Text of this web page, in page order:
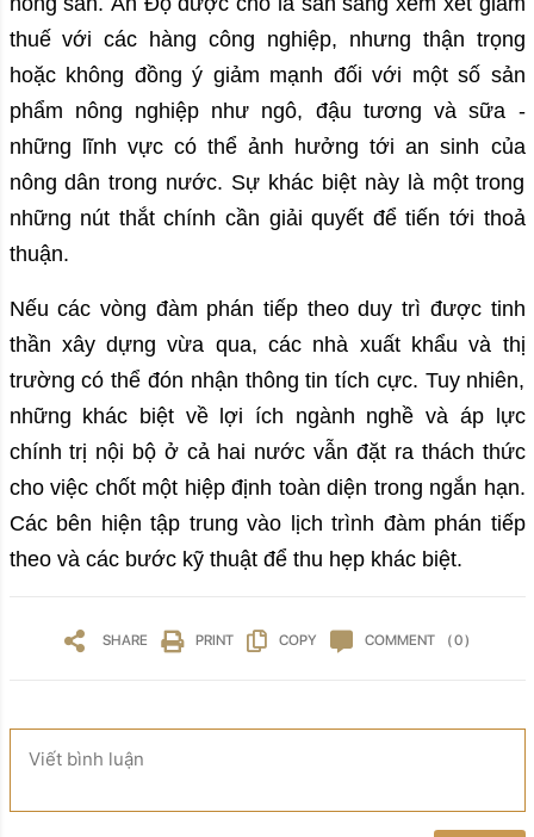
thuế với các hàng công nghiệp, nhưng thận trọng
hoặc không đồng ý giảm mạnh đối với một số sản
phẩm nông nghiệp như ngô, đậu tương và sữa -
những lĩnh vực có thể ảnh hưởng tới an sinh của
nông dân trong nước. Sự khác biệt này là một trong
những nút thắt chính cần giải quyết để tiến tới thoả
thuận.
Nếu các vòng đàm phán tiếp theo duy trì được tinh
thần xây dựng vừa qua, các nhà xuất khẩu và thị
trường có thể đón nhận thông tin tích cực. Tuy nhiên,
những khác biệt về lợi ích ngành nghề và áp lực
chính trị nội bộ ở cả hai nước vẫn đặt ra thách thức
cho việc chốt một hiệp định toàn diện trong ngắn hạn.
Các bên hiện tập trung vào lịch trình đàm phán tiếp
theo và các bước kỹ thuật để thu hẹp khác biệt.
SHARE PRINT COPY COMMENT ( 0 )
Viết bình luận